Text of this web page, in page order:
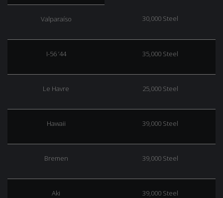
Valparaíso 30,000 Steel
I-56 ’44 35,000 Steel
Le Havre 25,000 Steel
Hawaii 39,000 Steel
Bremen 39,000 Steel
Aki 39,000 Steel